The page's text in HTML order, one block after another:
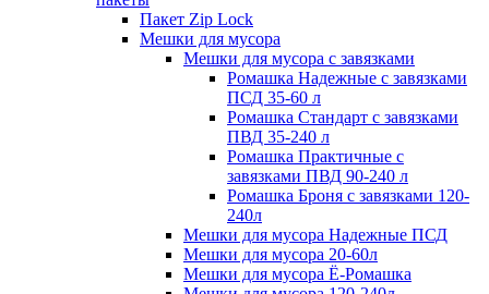
Пакет Zip Lock
Мешки для мусора
Мешки для мусора с завязками
Ромашка Надежные с завязками
ПСД 35-60 л
Ромашка Стандарт с завязками
ПВД 35-240 л
Ромашка Практичные с
завязками ПВД 90-240 л
Ромашка Броня с завязками 120-
240л
Мешки для мусора Надежные ПСД
Мешки для мусора 20-60л
Мешки для мусора Ё-Ромашка